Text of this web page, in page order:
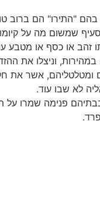
"התירו" הם ברוב
סעיף שמשום מה על
זהב או כסף או
וניצלו את
אשר את
לא שבו עוד.
פנימה שמרו